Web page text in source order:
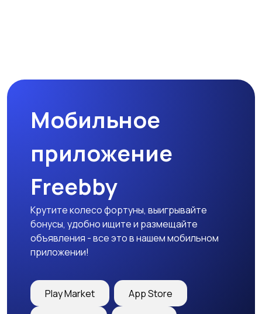
Футболки и поло Штаны и шорты
Другое
Мобильное
приложение
Freebby
Крутите колесо фортуны, выигрывайте
бонусы, удобно ищите и размещайте
объявления - все это в нашем мобильном
приложении!
Play Market App Store